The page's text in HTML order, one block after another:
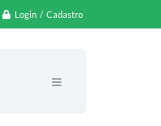
Login / Cadastro